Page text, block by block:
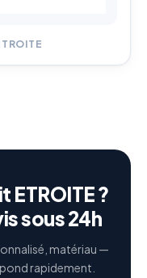
ETROITE ?
sous 24h
matériau —
rapidement.